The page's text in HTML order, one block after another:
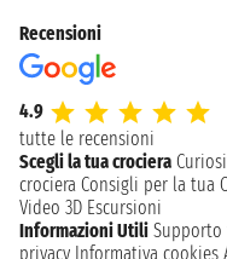
Recensioni
4.9
tutte le recensioni
Scegli la tua crociera
crociera Consigli per la tua
Video 3D Escursioni
Informazioni Utili Supporto
privacy Informativa cookies